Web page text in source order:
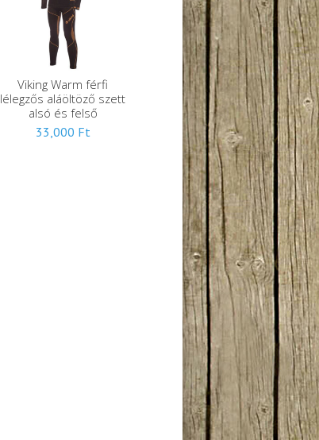
Viking Warm férfi
lélegzős aláöltöző szett
alsó és felső
33,000 Ft